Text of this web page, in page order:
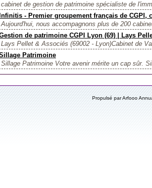
cabinet de gestion de patrimoine spécialiste de
- Premier groupement français de
Aujourd'hui, nous accompagnons plus de 200
de patrimoine CGPI Lyon (69) | Lays
Lays Pellet & Associés (69002 - Lyon)Cabinet de
Patrimoine
Sillage Patrimoine Votre avenir mérite un cap sûr.
Propulsé par Arfooo